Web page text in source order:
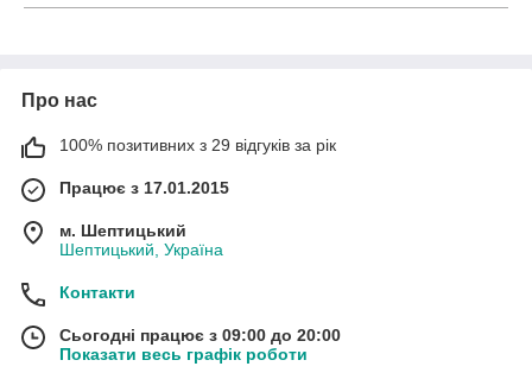
Про нас
100% позитивних з 29 відгуків за рік
Працює з 17.01.2015
м. Шептицький
Шептицький, Україна
Контакти
Сьогодні працює з 09:00 до 20:00
Показати весь графік роботи